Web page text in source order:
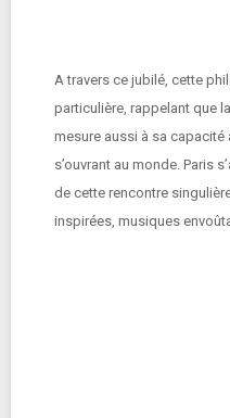
A travers ce jubilé, cette
particulière, rappelant que
mesure aussi à sa capacité
s’ouvrant au monde. Paris
de cette rencontre
inspirées, musiques